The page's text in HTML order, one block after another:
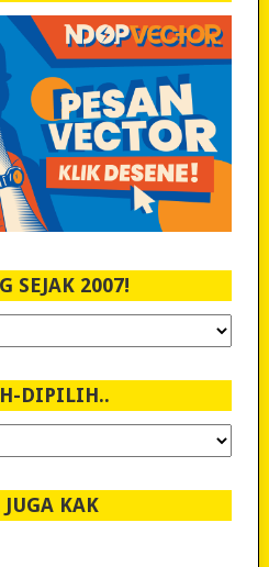
SEJAK 2007!
DIPILIH..
JUGA KAK